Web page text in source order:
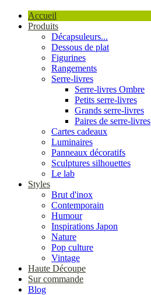
Accueil
Produits
Décapsuleurs...
Dessous de plat
Figurines
Rangements
Serre-livres
Serre-livres Ombre
Petits serre-livres
Grands serre-livres
Paires de serre-livres
Cartes cadeaux
Luminaires
Panneaux décoratifs
Sculptures silhouettes
Le lab
Styles
Brut d'inox
Contemporain
Humour
Inspirations Japon
Nature
Pop culture
Vintage
Haute Découpe
Sur commande
Blog